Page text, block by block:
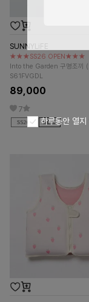
SUNNYLiFE
★★★SS26 OPEN★★★
Into the Garden 구명조끼
S61FVGDL
89,000
7
하루동안 열지